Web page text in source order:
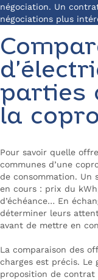
négociation. Un
négociations plus
parties
la
Pour savoir quelle
communes d’une
de consommation.
en cours : prix du
d’échéance… En
déterminer leurs
avant de mettre en
La comparaison des
charges est précis. Le
proposition de contrat